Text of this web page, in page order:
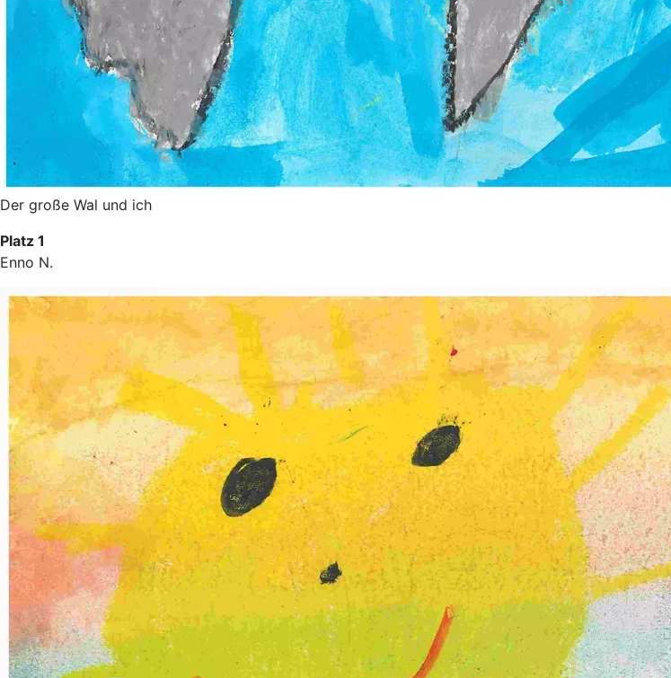
Der große Wal und ich
Platz 1
Enno N.